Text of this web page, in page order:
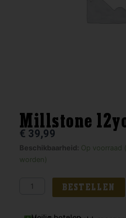
Millstone
€ 39,99
Beschikbaarheid: Op voorraad
worden)
Millstone
12yo
aantal
BESTELLEN